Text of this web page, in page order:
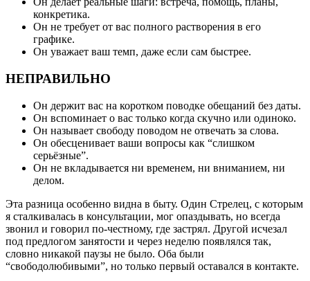
конкретика.
Он не требует от вас полного растворения в его
графике.
Он уважает ваш темп, даже если сам быстрее.
НЕПРАВИЛЬНО
Он держит вас на коротком поводке обещаний без даты.
Он вспоминает о вас только когда скучно или одиноко.
Он называет свободу поводом не отвечать за слова.
Он обесценивает ваши вопросы как “слишком
серьёзные”.
Он не вкладывается ни временем, ни вниманием, ни
делом.
Эта разница особенно видна в быту. Один Стрелец, с которым
я сталкивалась в консультации, мог опаздывать, но всегда
звонил и говорил по-честному, где застрял. Другой исчезал
под предлогом занятости и через неделю появлялся так,
словно никакой паузы не было. Оба были
“свободолюбивыми”, но только первый оставался в контакте.